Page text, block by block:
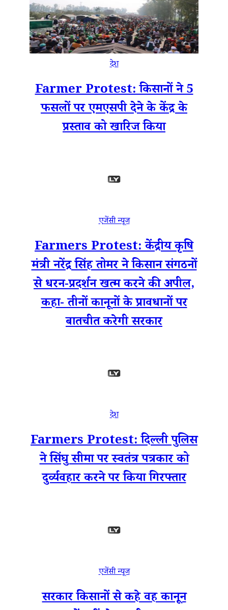
देश
Farmer Protest: किसानों ने 5
फसलों पर एमएसपी देने के केंद्र के
प्रस्ताव को खारिज किया
एजेंसी न्यूज
Farmers Protest: केंद्रीय कृषि
मंत्री नरेंद्र सिंह तोमर ने किसान संगठनों
से धरन-प्रदर्शन खत्म करने की अपील,
कहा- तीनों कानूनों के प्रावधानों पर
बातचीत करेगी सरकार
देश
Farmers Protest: दिल्ली पुलिस
ने सिंघु सीमा पर स्वतंत्र पत्रकार को
दुर्व्यवहार करने पर किया गिरफ्तार
एजेंसी न्यूज
सरकार किसानों से कहे वह कानून